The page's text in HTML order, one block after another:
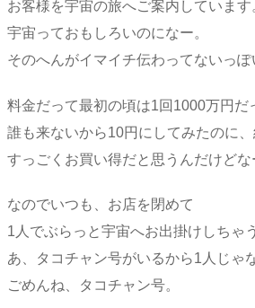
お客様を宇宙の旅へご案内しています
宇宙っておもしろいのになー。
そのへんがイマイチ伝わってないっぽ
料金だって最初の頃は1回1000万円だ
誰も来ないから10円にしてみたのに、
すっごくお買い得だと思うんだけどな
なのでいつも、お店を閉めて
1人でぶらっと宇宙へお出掛けしちゃ
あ、タコチャン号がいるから1人じゃ
ごめんね、タコチャン号。